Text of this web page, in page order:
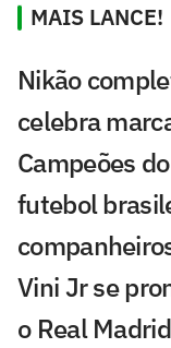
MAIS LANCE!
Nikão
celebra
Campeões
futebol
Vini Jr se
o Real Madrid